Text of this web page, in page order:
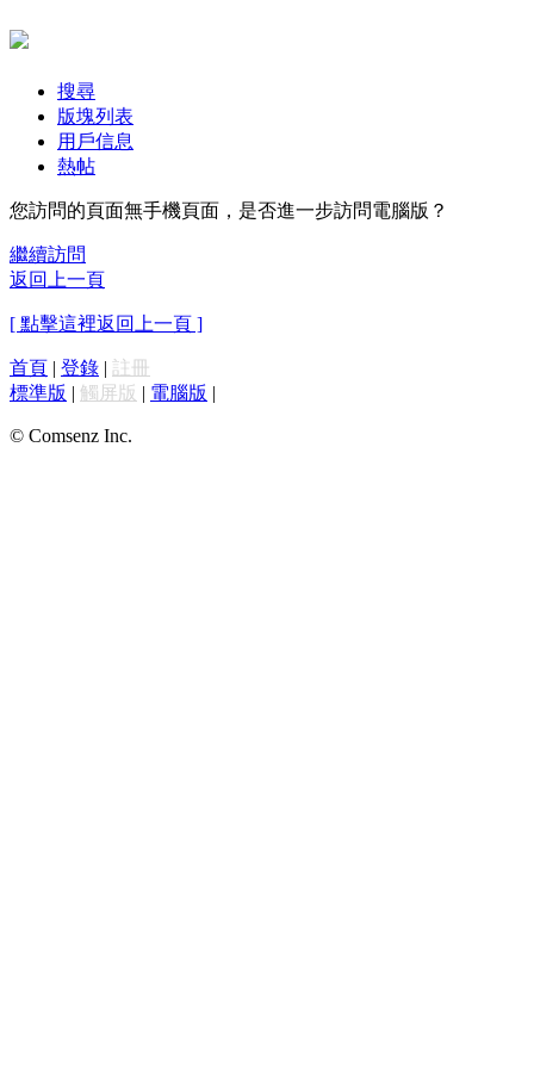
搜尋
版塊列表
用戶信息
熱帖
您訪問的頁面無手機頁面，是否進一步訪問電腦版？
繼續訪問
返回上一頁
[ 點擊這裡返回上一頁 ]
首頁 | 登錄 | 註冊
標準版 | 觸屏版 | 電腦版 |
© Comsenz Inc.